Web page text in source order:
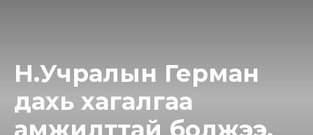
Н.Учралын Герман
дахь хагалгаа